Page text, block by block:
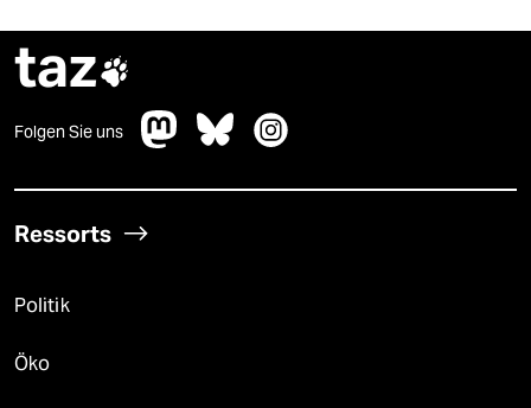
taz
Folgen Sie uns
Ressorts
Politik
Öko